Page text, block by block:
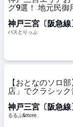
グ9選！ 地元民御
神戸三宮〔阪急線
バスとりっぷ
【おとなのソロ
店」でクラシック
&more.
神戸三宮〔阪急線
るるぶ&more.